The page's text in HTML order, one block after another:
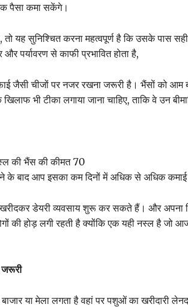
पैसा कमा सकेंगे।
यह सुनिश्चित करना महत्वपूर्ण है कि उसके पास
पर्यावरण से काफी प्रभावित होता है,
जैसी चीजों पर नजर रखना जरूरी है। भैंसों को आम
भी टीका लगाया जाना चाहिए, ताकि वे उन
की भैंस की कीमत 70
के बाद आप इसका कम दिनों में अधिक से अधिक
डेयरी व्यवसाय शुरू कर सकते हैं। और
की होड़ लगी रहती है क्योंकि एक यही नस्ल है
जरूरी
या मेला लगता है वहां पर पशुओं का खरीदारी